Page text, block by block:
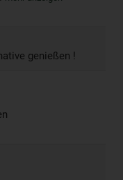
genießen !